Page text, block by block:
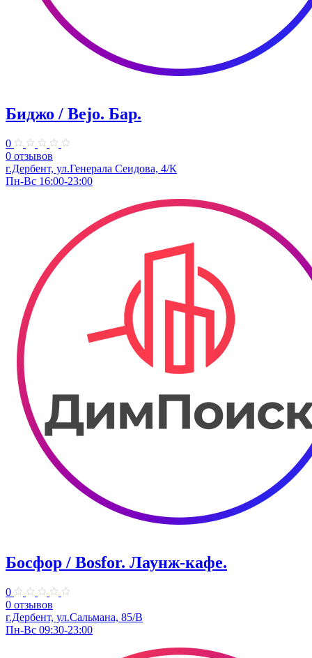
Биджо / Bejo. ​Бар.
0
0 отзывов
г.Дербент, ​ул.Генерала Сеидова, 4/К
Пн-Вс 16:00-23:00
Босфор / Bosfor. ​Лаунж-кафе.
0
0 отзывов
г.Дербент, ул.​Сальмана, 85/В
Пн-Вс 09:30-23:00